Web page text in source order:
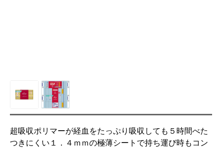
超吸収ポリマーが経血をたっぷり吸収しても５時間べた
つきにくい１．４ｍｍの極薄シートで持ち運び時もコン